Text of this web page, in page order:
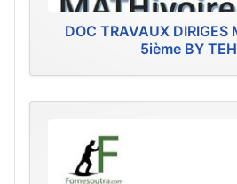
DOC TRAVAUX DIRIGES
5ième BY